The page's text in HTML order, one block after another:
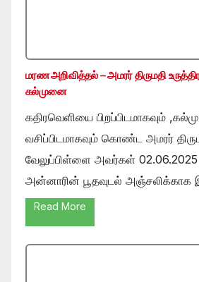
மரண அறிவித்தல் – அமரர் திருமதி
கல்முனை
கதிரவெளியை பிறப்பிடமாகவும்
வசிப்பிடமாகவும் கொண்ட அமரர்
வேலுப்பிள்ளை அவர்கள் 02.06.2025
அன்னாரின் பூதவுடல்
Read More